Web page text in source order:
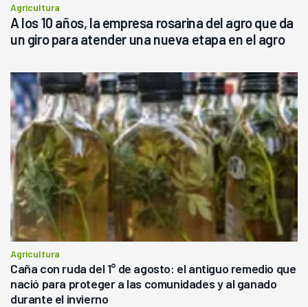
Agricultura
A los 10 años, la empresa rosarina del agro que da
un giro para atender una nueva etapa en el agro
Agricultura
Caña con ruda del 1° de agosto: el antiguo remedio que
nació para proteger a las comunidades y al ganado
durante el invierno